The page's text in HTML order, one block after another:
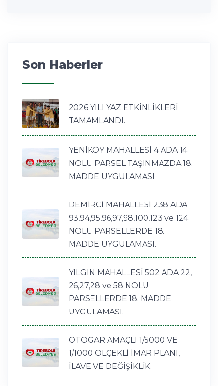
Son Haberler
2026 YILI YAZ ETKİNLİKLERİ
TAMAMLANDI.
YENİKÖY MAHALLESİ 4 ADA 14
NOLU PARSEL TAŞINMAZDA 18.
MADDE UYGULAMASI
DEMİRCİ MAHALLESİ 238 ADA
93,94,95,96,97,98,100,123 ve 124
NOLU PARSELLERDE 18.
MADDE UYGULAMASI.
YILGIN MAHALLESİ 502 ADA 22,
26,27,28 ve 58 NOLU
PARSELLERDE 18. MADDE
UYGULAMASI.
OTOGAR AMAÇLI 1/5000 VE
1/1000 ÖLÇEKLİ İMAR PLANI,
İLAVE VE DEĞİŞİKLİK